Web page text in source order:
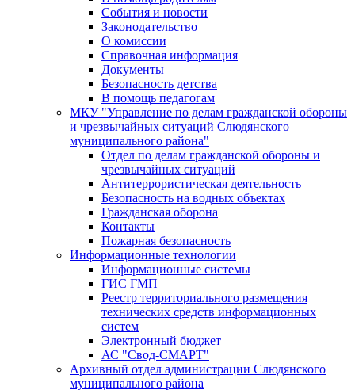
События и новости
Законодательство
О комиссии
Справочная информация
Документы
Безопасность детства
В помощь педагогам
МКУ "Управление по делам гражданской обороны
и чрезвычайных ситуаций Слюдянского
муниципального района"
Отдел по делам гражданской обороны и
чрезвычайных ситуаций
Антитеррористическая деятельность
Безопасность на водных объектах
Гражданская оборона
Контакты
Пожарная безопасность
Информационные технологии
Информационные системы
ГИС ГМП
Реестр территориального размещения
технических средств информационных
систем
Электронный бюджет
АС "Свод-СМАРТ"
Архивный отдел администрации Слюдянского
муниципального района